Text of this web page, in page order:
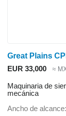
Great Plains
EUR 33,000
≈
Maquinaria de
mecánica
Ancho de alcance